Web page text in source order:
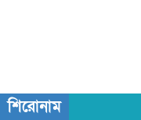
শিরোনাম